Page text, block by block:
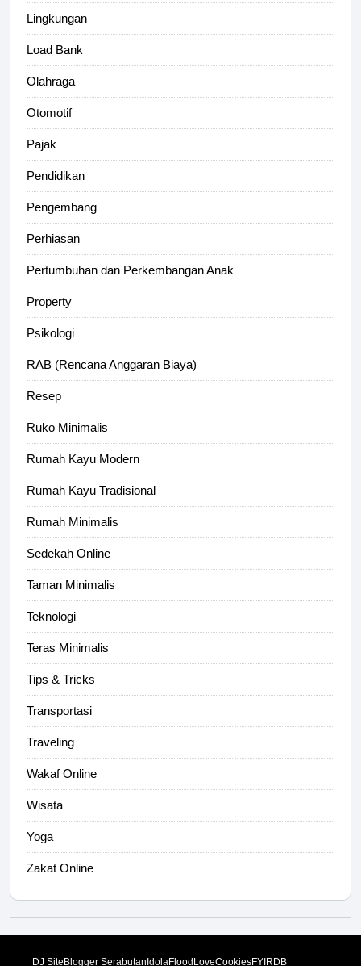
Lingkungan
Load Bank
Olahraga
Otomotif
Pajak
Pendidikan
Pengembang
Perhiasan
Pertumbuhan dan Perkembangan Anak
Property
Psikologi
RAB (Rencana Anggaran Biaya)
Resep
Ruko Minimalis
Rumah Kayu Modern
Rumah Kayu Tradisional
Rumah Minimalis
Sedekah Online
Taman Minimalis
Teknologi
Teras Minimalis
Tips & Tricks
Transportasi
Traveling
Wakaf Online
Wisata
Yoga
Zakat Online
DJ Site Blogger Serabutan IdolaFloodLoveCookiesFYI RDB